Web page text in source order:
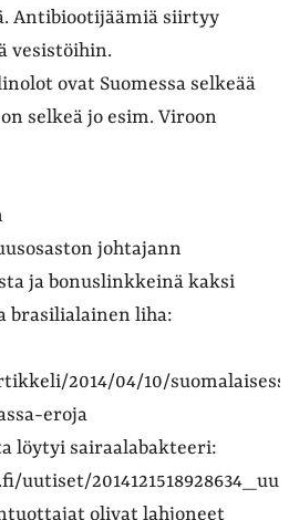
Antibiootijäämiä siirtyy
vesistöihin.
ovat Suomessa selkeää
selkeä jo esim. Viroon
johtajann
ja bonuslinkkeinä kaksi
brasilialainen liha:
2014/04/10/
eroja
löytyi sairaalabakteeri:
olivat lahjoneet